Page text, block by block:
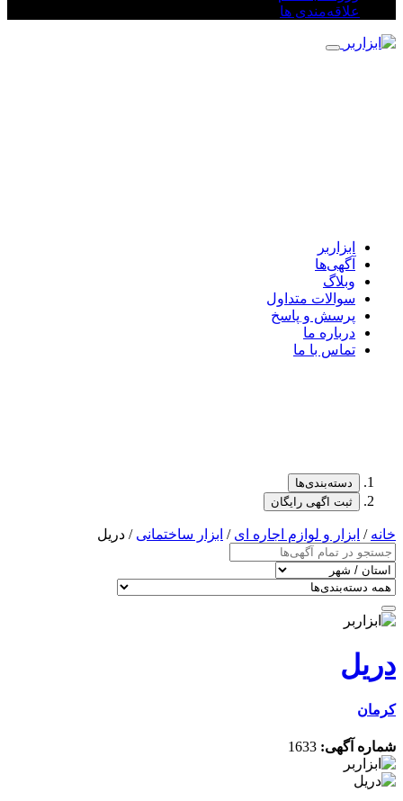
علاقه‌مندی ها
ابزاربر
آگهی‌ها
وبلاگ
سوالات متداول
پرسش و پاسخ
درباره ما
تماس با ما
دسته‌بندی‌ها
ثبت اگهی رایگان
خانه/ ابزار و لوازم اجاره ای/ ابزار ساختمانی / دریل
دریل
کرمان
شماره آگهی: 1633